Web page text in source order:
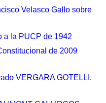
Velasco Gallo sobre
a la PUCP de 1942
de 2009
VERGARA GOTELLI.